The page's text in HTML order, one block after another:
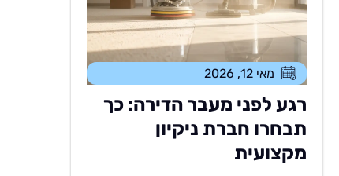
מאי 12, 2026
רגע לפני מעבר הדירה: כך
תבחרו חברת ניקיון
מקצועית